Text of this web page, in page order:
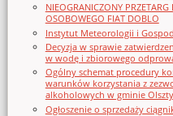
NIEOGRANICZONY
OSOBOWEGO FIAT DOBLO
Instytut Meteorologii i
Decyzja w sprawie
w wodę i zbiorowego
Ogólny schemat procedury
warunków korzystania z
alkoholowych w gminie
Ogłoszenie o sprzedaży